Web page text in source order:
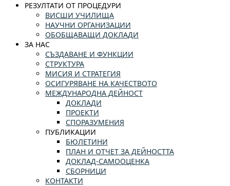
РЕЗУЛТАТИ ОТ ПРОЦЕДУРИ
ВИСШИ УЧИЛИЩА
НАУЧНИ ОРГАНИЗАЦИИ
ОБОБЩАВАЩИ ДОКЛАДИ
ЗА НАС
СЪЗДАВАНЕ И ФУНКЦИИ
СТРУКТУРА
МИСИЯ И СТРАТЕГИЯ
ОСИГУРЯВАНЕ НА КАЧЕСТВОТО
МЕЖДУНАРОДНА ДЕЙНОСТ
ДОКЛАДИ
ПРОЕКТИ
СПОРАЗУМЕНИЯ
ПУБЛИКАЦИИ
БЮЛЕТИНИ
ПЛАН И ОТЧЕТ ЗА ДЕЙНОСТТА
ДОКЛАД-САМООЦЕНКА
СБОРНИЦИ
КОНТАКТИ